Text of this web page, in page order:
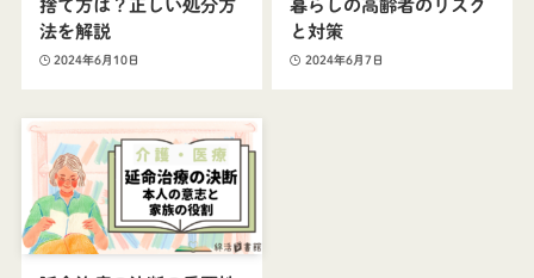
捨て方は？正しい処分方
法を解説
2024年6月10日
暮らしの高齢者のリスク
と対策
2024年6月7日